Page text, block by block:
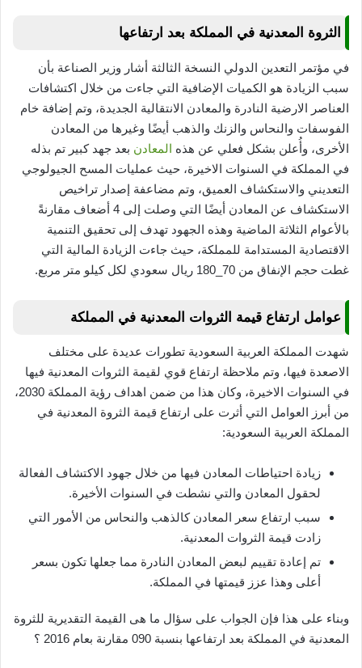
الثروة المعدنية في المملكة بعد ارتفاعها
في مؤتمر التعدين الدولي النسخة الثالثة أشار وزير الصناعة بأن
سبب الزيادة هو الكميات الإضافية التي جاءت من خلال اكتشافات
العناصر الارضية النادرة والمعادن الانتقالية الجديدة، وتم إضافة خام
الفوسفات والنحاس والزنك والذهب أيضًا وغيرها من المعادن
الأخرى، وأُعلن بشكل فعلي عن هذه المعادن بعد جهد كبير تم بذله
في المملكة في السنوات الاخيرة، حيث عمليات المسح الجيولوجي
التعديني والاستكشاف العميق، وتم مضاعفة إصدار تراخيص
الاستكشاف عن المعادن أيضًا التي وصلت إلى 4 أضعاف مقارنةً
بالأعوام الثلاثة الماضية وهذه الجهود تهدف إلى تحقيق التنمية
الاقتصادية المستدامة للمملكة، حيث جاءت الزيادة المالية التي
غطت حجم الإنفاق من 70_180 ريال سعودي لكل كيلو متر مربع.
عوامل ارتفاع قيمة الثروات المعدنية في المملكة
شهدت المملكة العربية السعودية تطورات عديدة على مختلف
الاصعدة فيها، وتم ملاحظة ارتفاع قوي لقيمة الثروات المعدنية فيها
في السنوات الاخيرة، وكان هذا من ضمن اهداف رؤية المملكة 2030،
من أبرز العوامل التي أثرت على ارتفاع قيمة الثروة المعدنية في
المملكة العربية السعودية:
زيادة احتياطات المعادن فيها من خلال جهود الاكتشاف الفعالة
لحقول المعادن والتي نشطت في السنوات الأخيرة.
سبب ارتفاع سعر المعادن كالذهب والنحاس من الأمور التي
زادت قيمة الثروات المعدنية.
تم إعادة تقييم لبعض المعادن النادرة مما جعلها تكون بسعر
أعلى وهذا عزز قيمتها في المملكة.
وبناء على هذا فإن الجواب على سؤال ما هى القيمة التقديرية للثروة
المعدنية في المملكة بعد ارتفاعها بنسبة 090 مقارنة بعام 2016 ؟